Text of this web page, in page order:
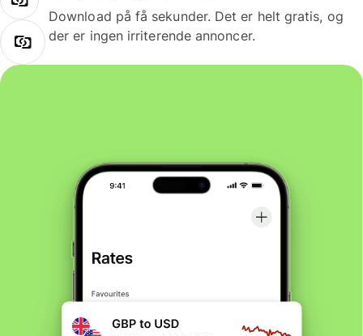
Download på få sekunder. Det er helt gratis, og
der er ingen irriterende annoncer.